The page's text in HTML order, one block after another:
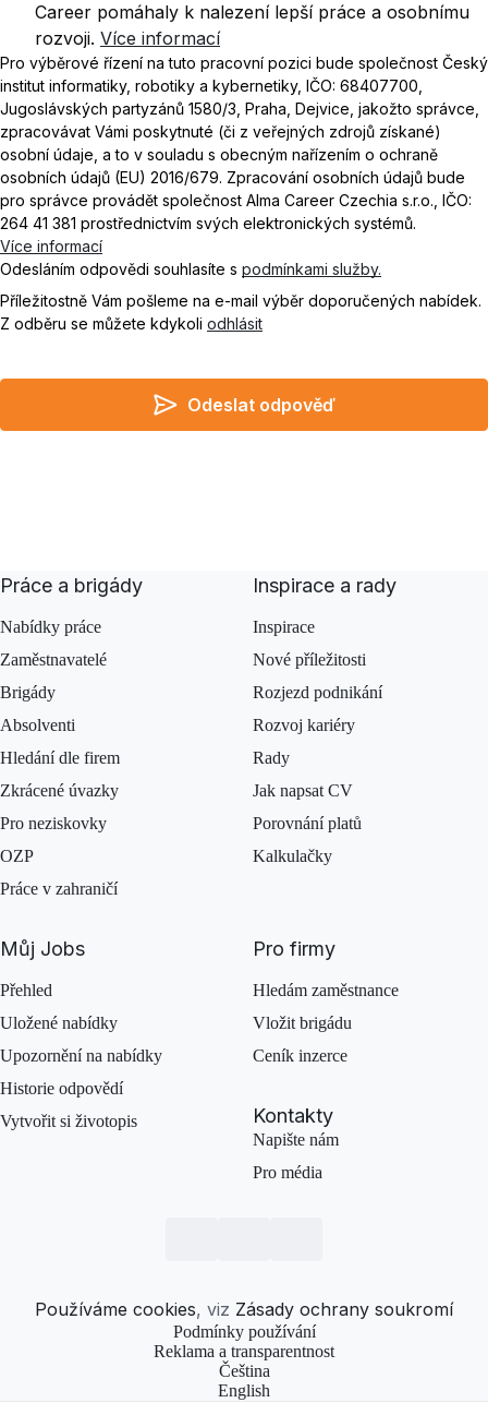
Career pomáhaly k nalezení lepší práce a osobnímu
rozvoji. Více informací
Pro výběrové řízení na tuto pracovní pozici bude společnost Český
institut informatiky, robotiky a kybernetiky, IČO: 68407700,
Jugoslávských partyzánů 1580/3, Praha, Dejvice, jakožto správce,
zpracovávat Vámi poskytnuté (či z veřejných zdrojů získané)
osobní údaje, a to v souladu s obecným nařízením o ochraně
osobních údajů (EU) 2016/679. Zpracování osobních údajů bude
pro správce provádět společnost Alma Career Czechia s.r.o., IČO:
264 41 381 prostřednictvím svých elektronických systémů.
Více informací
Odesláním odpovědi souhlasíte s podmínkami služby.
Příležitostně Vám pošleme na e-mail výběr doporučených nabídek.
Z odběru se můžete kdykoli odhlásit
Odeslat odpověď
Práce a brigády
Nabídky práce
Zaměstnavatelé
Brigády
Absolventi
Hledání dle firem
Zkrácené úvazky
Pro neziskovky
OZP
Práce v zahraničí
Inspirace a rady
Inspirace
Nové příležitosti
Rozjezd podnikání
Rozvoj kariéry
Rady
Jak napsat CV
Porovnání platů
Kalkulačky
Můj Jobs
Přehled
Uložené nabídky
Upozornění na nabídky
Historie odpovědí
Vytvořit si životopis
Pro firmy
Hledám zaměstnance
Vložit brigádu
Ceník inzerce
Kontakty
Napište nám
Pro média
Používáme cookies, viz Zásady ochrany soukromí
Podmínky používání
Reklama a transparentnost
Čeština
English